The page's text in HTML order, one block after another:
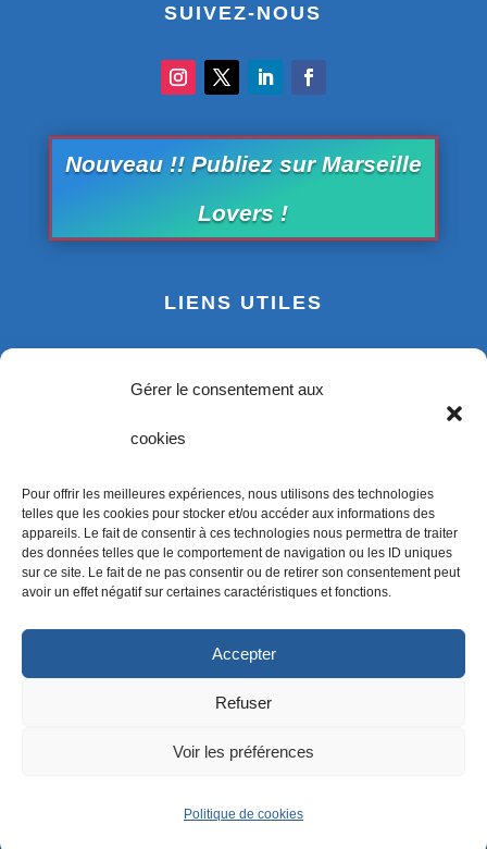
Gérer le consentement aux
cookies
Pour offrir les meilleures expériences, nous utilisons des technologies
telles que les cookies pour stocker et/ou accéder aux informations des
appareils. Le fait de consentir à ces technologies nous permettra de traiter
des données telles que le comportement de navigation ou les ID uniques
sur ce site. Le fait de ne pas consentir ou de retirer son consentement peut
avoir un effet négatif sur certaines caractéristiques et fonctions.
Accepter
Refuser
Voir les préférences
Politique de cookies
SUIVEZ-NOUS
Nouveau !! Publiez sur Marseille
Lovers !
LIENS UTILES
Office de Tourisme
AMP Métropole
PACA Tourisme
Prepa Sports
Ophtalmologue Marseille
Nettoyage Marseille
Marseille Lovers est une marque de
l’agence Monsieur SEO– Copyright ©
Nous contacter